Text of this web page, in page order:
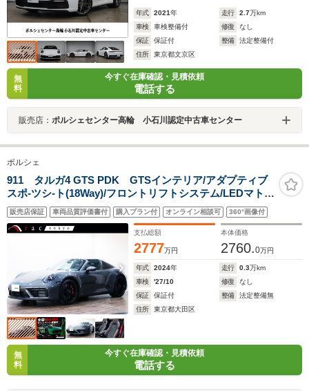
年式 2021年 走行 2.7万km
車検
車検整備付 修復
なし
保証
保証付 整備
法定整備付
住所
東京都文京区
無
料
今すぐ在庫確認・見積依頼
電話する
販売店： ポルシェセンター高輪 小石川認定中古車センター
ポルシェ
911 タルガ4 GTS PDK GTSインテリア/アダプティブ
スポ-ツシ-ト(18Way)/フロントリフトシステム/LEDマトリ
ックスライト/ACC/マットカ-ボンインテリア/BOSEサラ
ウンド/レ-ンチェンジアシスト/GTスポ-ツステアリング/プ
ライバシ-ガラス/
販売店保証 車両品質評価書付 購入プラン付 オンライン相談可 360°画像付
支払総額
2777万円
本体価格
2760.0万円
年式 2024年 走行 0.3万km
車検
'27/10 修復
なし
保証
保証付 整備
法定整備無
住所
東京都大田区
無
料
今すぐ在庫確認・見積依頼
電話する